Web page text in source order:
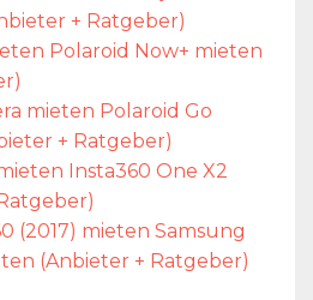
+ Ratgeber)
Polaroid Now+ mieten
Polaroid Go
+ Ratgeber)
Insta360 One X2
Samsung
(Anbieter + Ratgeber)